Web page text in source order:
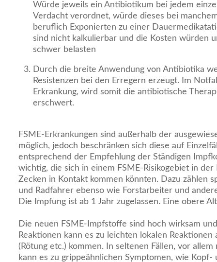
Würde jeweils ein Antibiotikum bei jedem
Verdacht verordnet, würde dieses bei
beruflich Exponierten zu einer
sind nicht kalkulierbar und die Kosten würden
schwer belasten
Durch die breite Anwendung von Antibiotika
Resistenzen bei den Erregern erzeugt. Im
Erkrankung, wird somit die antibiotische
erschwert.
FSME-Erkrankungen sind außerhalb der
möglich, jedoch beschränken sich diese auf
entsprechend der Empfehlung der Ständigen
wichtig, die sich in einem FSME-Risikogebiet in
Zecken in Kontakt kommen könnten. Dazu zählen
und Radfahrer ebenso wie Forstarbeiter und
Die Impfung ist ab 1 Jahr zugelassen. Eine obere
Die neuen FSME-Impfstoffe sind hoch wirksam
Reaktionen kann es zu leichten lokalen
(Rötung etc.) kommen. In seltenen Fällen, vor
kann es zu grippeähnlichen Symptomen, wie Kopf-